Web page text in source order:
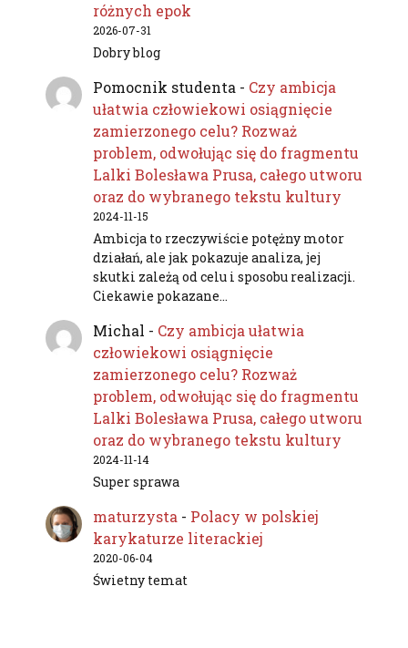
różnych epok
2026-07-31
Dobry blog
Pomocnik studenta - Czy ambicja
ułatwia człowiekowi osiągnięcie
zamierzonego celu? Rozważ
problem, odwołując się do fragmentu
Lalki Bolesława Prusa, całego utworu
oraz do wybranego tekstu kultury
2024-11-15
Ambicja to rzeczywiście potężny motor
działań, ale jak pokazuje analiza, jej
skutki zależą od celu i sposobu realizacji.
Ciekawie pokazane…
Michal - Czy ambicja ułatwia
człowiekowi osiągnięcie
zamierzonego celu? Rozważ
problem, odwołując się do fragmentu
Lalki Bolesława Prusa, całego utworu
oraz do wybranego tekstu kultury
2024-11-14
Super sprawa
maturzysta - Polacy w polskiej
karykaturze literackiej
2020-06-04
Świetny temat